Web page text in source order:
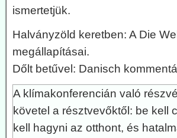
ismertetjük.
Halványzöld keretben: A Die
megállapításai.
Dőlt betűvel: Danisch
A klímakonferencián való
követel a résztvevőktől: be kell
kell hagyni az otthont, és